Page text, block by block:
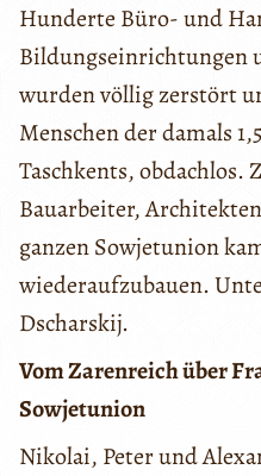
Hunderte Büro- und
Bildungseinrichtungen
wurden völlig zerstört
Menschen der damals
Taschkents, obdachlos.
Bauarbeiter,
ganzen Sowjetunion
wiederaufzubauen.
Dscharskij.
Vom Zarenreich über
Sowjetunion
Nikolai, Peter und